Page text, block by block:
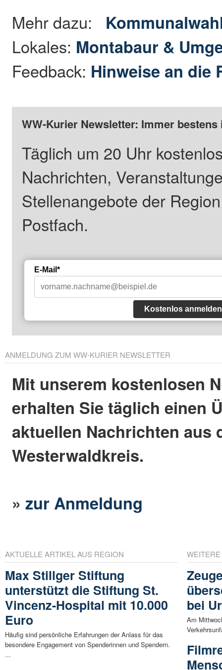
Mehr dazu:
Lokales: Montabaur &
Feedback: Hinweise an die
WW-Kurier Newsletter: Immer
Täglich um 20 Uhr
Nachrichten,
Stellenangebote der
Postfach.
E-Mail*
Kostenlos anmelden
ANMELDUNG ZUM WW-KURIER NEWSLETTER
Mit unserem kostenlosen
erhalten Sie täglich einen
aktuellen Nachrichten aus
Westerwaldkreis.
»zur Anmeldung
AKTUELLE ARTIKEL AUS REGION
Max Stillger Stiftung
unterstützt die Stiftung St.
Vincenz-Hospital mit 10.000
Euro
Häufig sind persönliche Erfahrungen der Anlass für das
besondere Engagement von Spenderinnen und Spendern.
...
bei
Am